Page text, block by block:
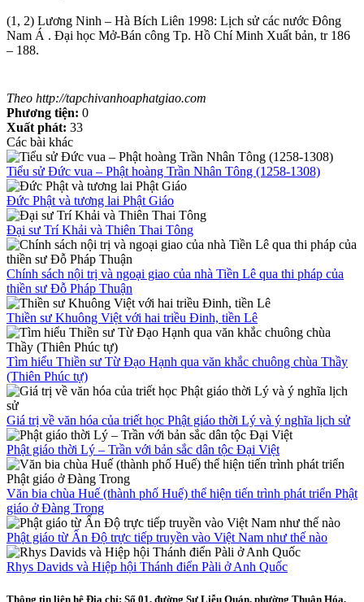
(1, 2) Lương Ninh – Hà Bích Liên 1998: Lịch sử các nước Đông
Nam Á . Đại học Mở-Bán công Tp. Hồ Chí Minh Xuất bản, tr 186
– 188.
Theo http://tapchivanhoaphatgiao.com
Phương tiện: 0
Xuất phát: 33
Các bài khác
Tiểu sử Đức vua – Phật hoàng Trần Nhân Tông (1258-1308)
Đức Phật và tương lai Phật Giáo
Đại sư Trí Khải và Thiên Thai Tông
Chính sách nội trị và ngoại giao của nhà Tiền Lê qua thi pháp của
thiền sư Đỗ Pháp Thuận
Thiền sư Khuông Việt với hai triều Đinh, tiền Lê
Tìm hiểu Thiền sư Từ Đạo Hạnh qua văn khắc chuông chùa Thầy
(Thiên Phúc tự)
Giá trị về văn hóa của triết học Phật giáo thời Lý và ý nghĩa lịch sử
Phật giáo thời Lý – Trần với bản sắc dân tộc Đại Việt
Văn bia chùa Huế (thành phố Huế) thể hiện tiến trình phát triển Phật
giáo ở Đàng Trong
Phật giáo từ Ấn Độ trực tiếp truyền vào Việt Nam như thế nào
Rhys Davids và Hiệp hội Thánh điển Pàli ở Anh Quốc
Thông tin liên hệ Địa chỉ: Số 01, đường Sư Liễu Quán, phường Thuận Hóa,